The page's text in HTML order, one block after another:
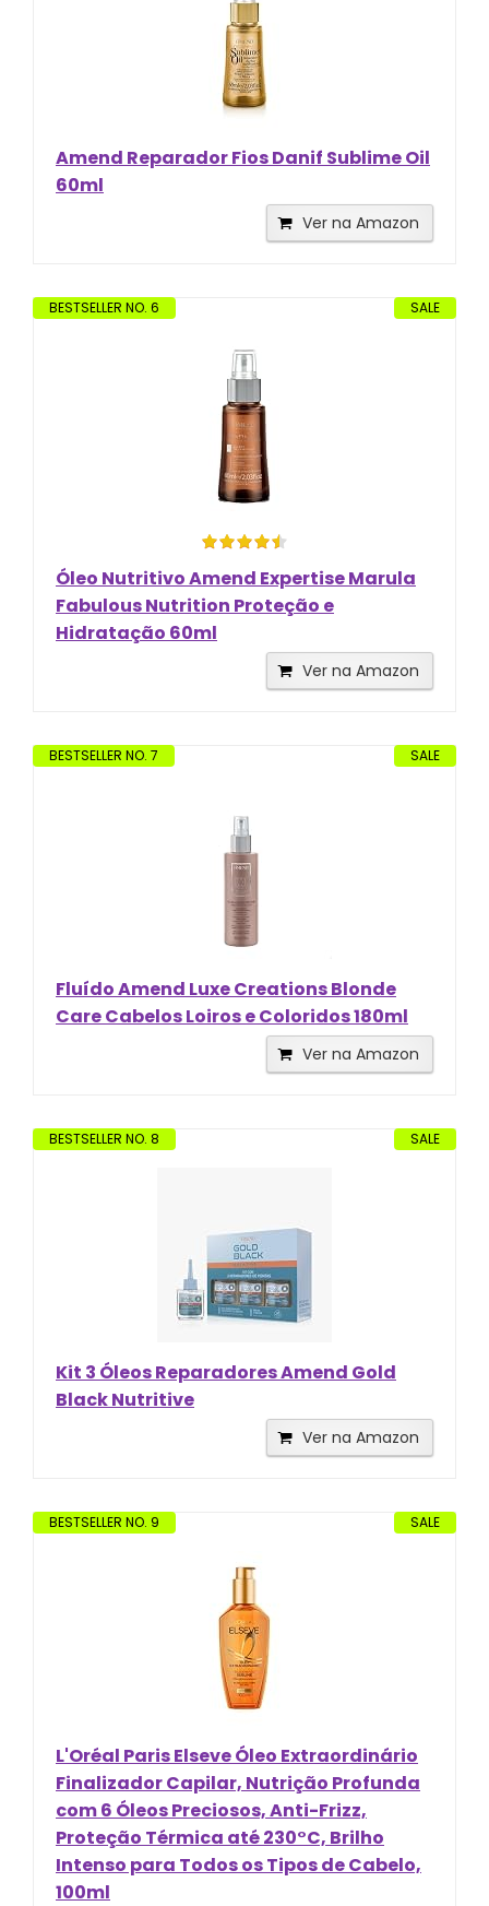
Amend Reparador Fios Danif Sublime Oil
60ml
Ver na Amazon
SALE
BESTSELLER NO. 6
Óleo Nutritivo Amend Expertise Marula
Fabulous Nutrition Proteção e
Hidratação 60ml
Ver na Amazon
SALE
BESTSELLER NO. 7
Fluído Amend Luxe Creations Blonde
Care Cabelos Loiros e Coloridos 180ml
Ver na Amazon
SALE
BESTSELLER NO. 8
Kit 3 Óleos Reparadores Amend Gold
Black Nutritive
Ver na Amazon
SALE
BESTSELLER NO. 9
L'Oréal Paris Elseve Óleo Extraordinário
Finalizador Capilar, Nutrição Profunda
com 6 Óleos Preciosos, Anti-Frizz,
Proteção Térmica até 230°C, Brilho
Intenso para Todos os Tipos de Cabelo,
100ml